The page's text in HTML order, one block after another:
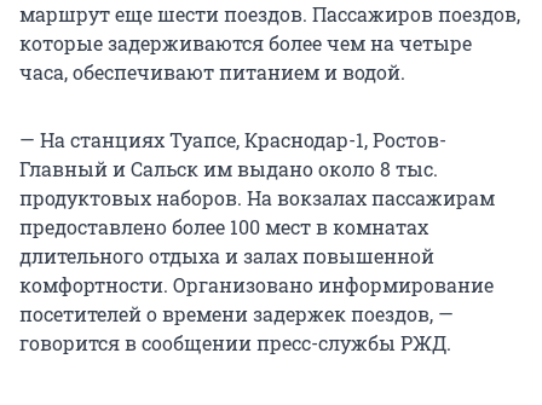
маршрут еще шести поездов. Пассажиров поездов,
которые задерживаются более чем на четыре
часа, обеспечивают питанием и водой.
— На станциях Туапсе, Краснодар-1, Ростов-
Главный и Сальск им выдано около 8 тыс.
продуктовых наборов. На вокзалах пассажирам
предоставлено более 100 мест в комнатах
длительного отдыха и залах повышенной
комфортности. Организовано информирование
посетителей о времени задержек поездов, —
говорится в сообщении пресс-службы РЖД.